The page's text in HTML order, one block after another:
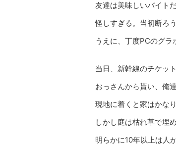
友達は美味しいバイト
怪しすぎる。当初断ろ
うえに、丁度PCのグラ
当日、新幹線のチケッ
おっさんから貰い、俺
現地に着くと家はかな
しかし庭は枯れ草で埋
明らかに10年以上は人